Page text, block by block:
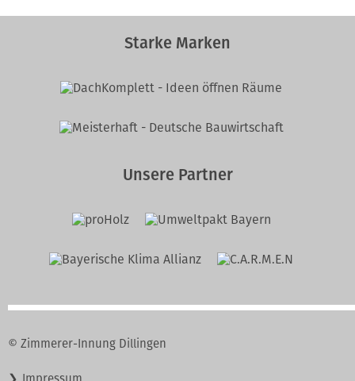
Starke Marken
Unsere Partner
© Zimmerer-Innung Dillingen
Navigation